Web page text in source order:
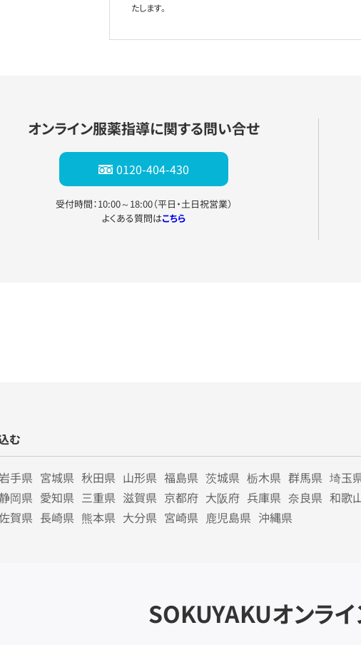
たします。
オンライン服薬指導に関する問い合せ
0120-404-430
受付時間：10:00～18:00（平日・土日祝営業）
よくある質問はこちら
む
手県 宮城県 秋田県 山形県 福島県 茨城県 栃木県 群馬県 埼玉
岡県 愛知県 三重県 滋賀県 京都府 大阪府 兵庫県 奈良県 和歌
賀県 長崎県 熊本県 大分県 宮崎県 鹿児島県 沖縄県
SOKUYAKUオンラ